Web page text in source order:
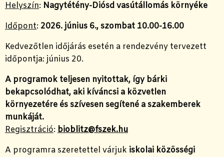
Helyszín: Nagytétény-Diósd vasútállomás környéke
Időpont: 2026. június 6., szombat 10.00-16.00
Kedvezőtlen időjárás esetén a rendezvény tervezett
időpontja: június 20.
A programok teljesen nyitottak, így bárki
bekapcsolódhat, aki kíváncsi a közvetlen
környezetére és szívesen segítené a szakemberek
munkáját.
Regisztráció: bioblitz@fszek.hu
A programra szeretettel várjuk iskolai közösségi